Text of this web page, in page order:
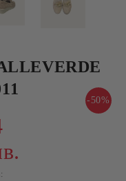
-50%